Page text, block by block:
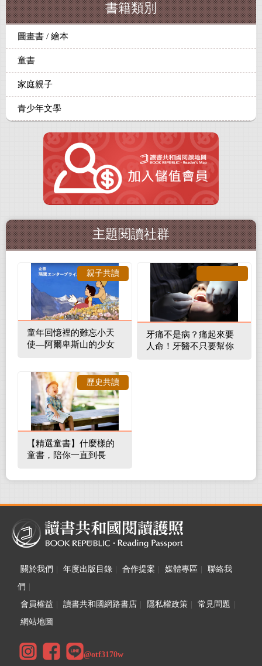
書籍類別
圖畫書 / 繪本
童書
家庭親子
青少年文學
主題閱讀社群
童年回憶裡的難忘小天
使—阿爾卑斯山的少女
親子共讀
牙痛不是病？痛起來要
人命！牙醫不只要幫你
【精選童書】什麼樣的
童書，陪你一直到長
歷史共讀
關於我們 年度出版目錄 合作提案 媒體專區
聯絡我
們
會員權益
讀書共和國網路書店 隱私權政策 常見問題
網站地圖
@otf3170w